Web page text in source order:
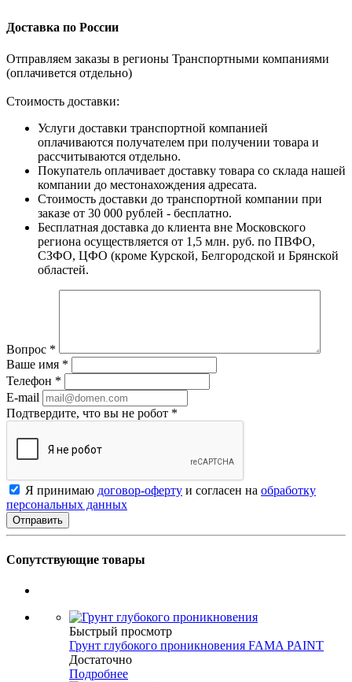
Доставка по России
Отправляем заказы в регионы Транспортными компаниями
(оплачивется отдельно)
Стоимость доставки:
Услуги доставки транспортной компанией
оплачиваются получателем при получении товара и
рассчитываются отдельно.
Покупатель оплачивает доставку товара со склада нашей
компании до местонахождения адресата.
Стоимость доставки до транспортной компании при
заказе от 30 000 рублей - бесплатно.
Бесплатная доставка до клиента вне Московского
региона осуществляется от 1,5 млн. руб. по ПВФО,
СЗФО, ЦФО (кроме Курской, Белгородской и Брянской
областей.
Вопрос *
Ваше имя *
Телефон *
E-mail
Подтвердите, что вы не робот *
Я принимаю договор-оферту и согласен на обработку
персональных данных
Сопутствующие товары
Быстрый просмотр
Грунт глубокого проникновения FAMA PAINT
Достаточно
Подробнее